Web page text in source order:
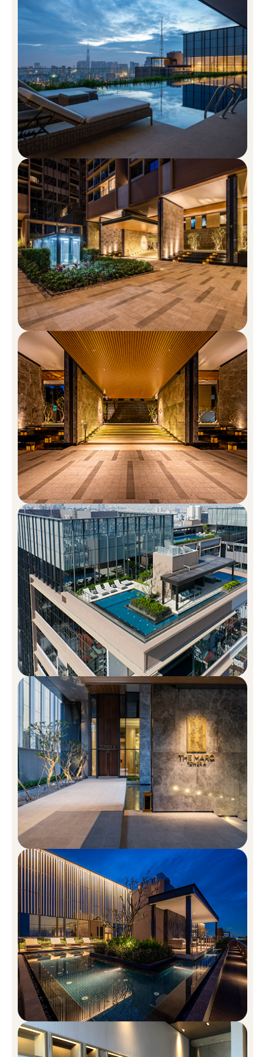
PHÒNG KHÁCH & PHÒNG ĂN
Phòng khách thiết kế thông tầng*
Sàn đá cẩm thạch nhập khẩu
KHU VỰC BẾP
Thiết bị bếp Kuppersbusch
Mặt quầy bếp và sàn đá cẩm thạch nhập khẩu
Tủ bếp nhập khẩu*
PHÒNG NGỦ
Sàn gỗ kỹ thuật
Cửa sổ kính 2 lớp
Tủ áo
PHÒNG TẮM
Thiết bị vệ sinh Duravit
Phụ kiện Axor mạ chrome
Phụ kiện Axor màu vàng đồng*
Sàn & tường bằng đá cẩm thạch nhập khẩu
Tủ âm
Tủ gương
Chủ Đầu Tư Hongkong Land
Hongkong Land là tập đoàn đầu tư, quản lý và phát triển bất động
sản lừng danh, được niêm yết trên thị trường chứng khoán. Tập
đoàn sở hữu và quản lý hơn 850.000m2 các dự án văn phòng và
bất động sản cao cấp tại các thành phố lớn của châu Á, như
Hongkong, Singapore, Bắc Kinh và Jakarta. Hongkong Land hiện
đang phát triển các dự án khu dân cư, khu thương mại và khu đô
thị đa tiện ích đẳng cấp tại các thành phố lớn ở Trung Quốc và
Đông Nam Á.
Tại Singapore, công ty con của Hongkong Land – MCL Land, là
chủ đầu tư uy tín chuyên xây dựng và phát triển các khu dân cư
chất lượng cao. Hongkong Land Holdings Limited được thành lập
tại Bermuda và được niêm yết chính thức trên Sở giao dịch chứng
khoán London, với danh sách thứ cấp ở Bermuda và Singapore.
Tài sản và danh mục đầu tư của Tập đoàn được quản lý bởi
Hongkong Land Limited tại Hongkong. Hongkong Land cũng là
thành viên của Tập đoàn Jardine Matheson.